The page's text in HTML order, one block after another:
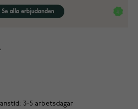
3-5 arbetsdagar